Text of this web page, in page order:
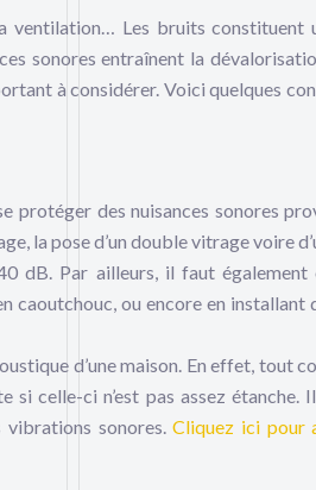
ventilation… Les bruits constituent
sonores entraînent la
à considérer. Voici quelques
protéger des nuisances sonores
la pose d’un double vitrage voire
dB. Par ailleurs, il faut également
caoutchouc, ou encore en installant
d’une maison. En effet, tout
celle-ci n’est pas assez étanche.
vibrations sonores.Cliquez ici pour